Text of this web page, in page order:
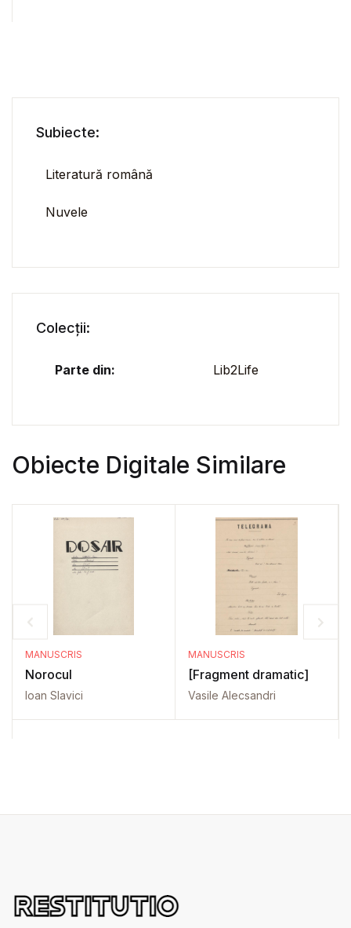
Subiecte:
Literatură română
Nuvele
Colecții:
Parte din: Lib2Life
Obiecte Digitale Similare
MANUSCRIS
Norocul
Ioan Slavici
MANUSCRIS
[Fragment dramatic]
Vasile Alecsandri